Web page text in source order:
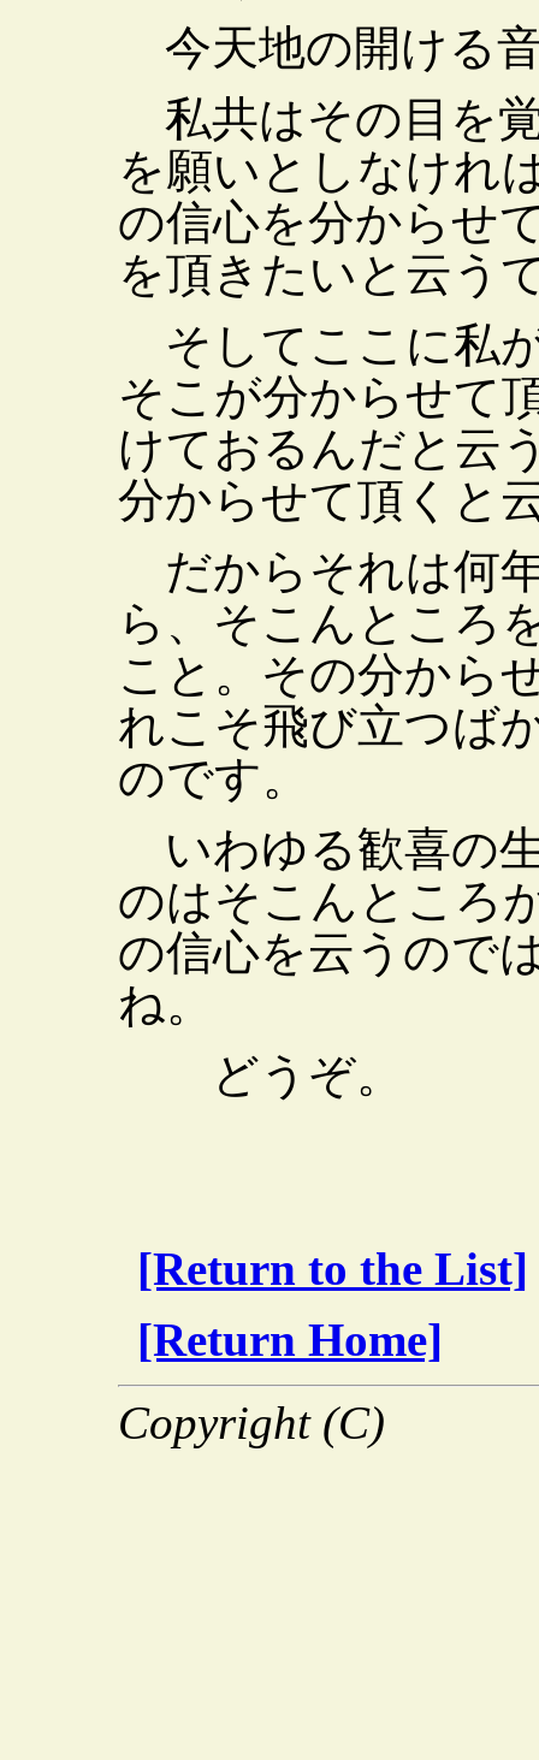
今天地の開ける
私共はその目を
を願いとしなけれ
の信心を分からせ
を頂きたいと云う
そしてここに私
そこが分からせて
けておるんだと云
分からせて頂くと
だからそれは何
ら、そこんところ
こと。その分から
れこそ飛び立つば
のです。
いわゆる歓喜の
のはそこんところ
の信心を云うので
ね。
どうぞ。
[Return to the List]
[Return Home]
Copyright (C)